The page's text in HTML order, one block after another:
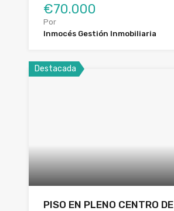
€70.000
Por
Inmocés Gestión Inmobiliaria
Destacada
PISO EN PLENO CENTRO DE